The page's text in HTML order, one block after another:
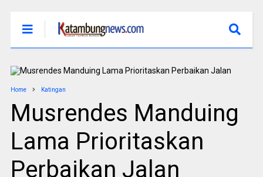
Home Katingan
Musrendes Manduing
Lama Prioritaskan
Perbaikan Jalan